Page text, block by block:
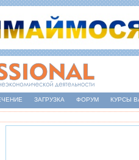
ЗАГРУЗКА ФОРУМ
КУРСЫ